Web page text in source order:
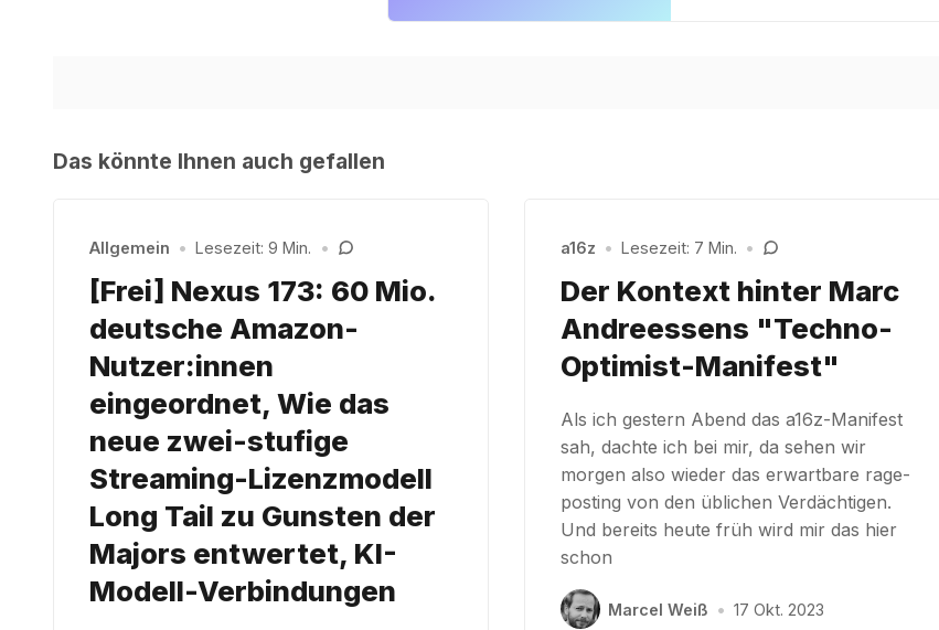
Das könnte Ihnen auch gefallen
Allgemein • Lesezeit: 9 Min. •
[Frei] Nexus 173: 60 Mio.
deutsche Amazon-
Nutzer:innen
eingeordnet, Wie das
neue zwei-stufige
Streaming-Lizenzmodell
Long Tail zu Gunsten der
Majors entwertet, KI-
Modell-Verbindungen
a16z • Lesezeit: 7 Min. •
Der Kontext hinter Marc
Andreessens "Techno-
Optimist-Manifest"
Als ich gestern Abend das a16z-Manifest
sah, dachte ich bei mir, da sehen wir
morgen also wieder das erwartbare rage-
posting von den üblichen Verdächtigen.
Und bereits heute früh wird mir das hier
schon
Marcel Weiß • 17 Okt. 2023